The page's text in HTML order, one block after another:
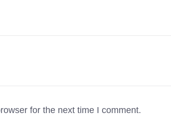
for the next time I comment.